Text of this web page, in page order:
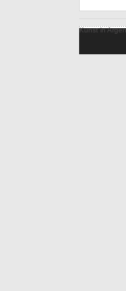
Kunst in